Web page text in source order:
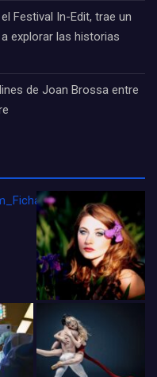
Festival In-Edit, trae un
explorar las historias
de Joan Brossa entre